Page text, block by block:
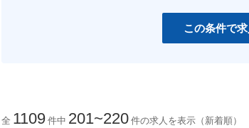
この条件で
全 1109 件中 201~220 件の求人を表示（新着順）